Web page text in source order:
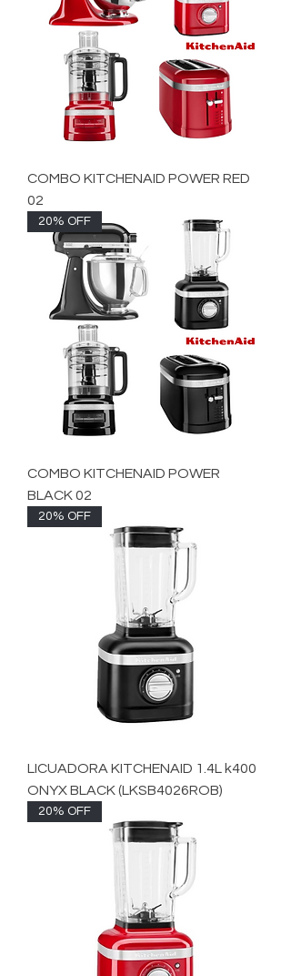
COMBO KITCHENAID POWER RED
02
20% OFF
COMBO KITCHENAID POWER
BLACK 02
20% OFF
LICUADORA KITCHENAID 1.4L k400
ONYX BLACK (LKSB4026ROB)
20% OFF